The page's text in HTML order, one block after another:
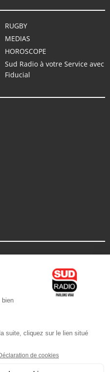
RUGBY
MEDIAS
HOROSCOPE
Sud Radio à votre Service avec
Fiducial
l'application